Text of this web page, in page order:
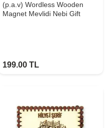
(p.a.v) Wordless Wooden
Magnet Mevlidi Nebi Gift
199.00 TL